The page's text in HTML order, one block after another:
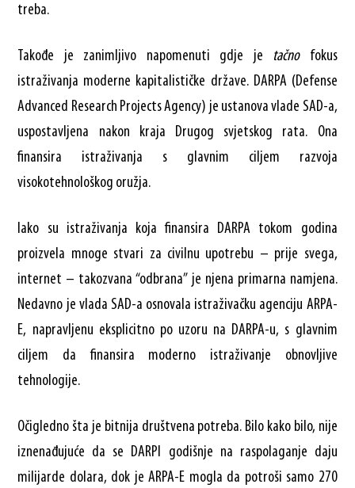
treba.
Takođe je zanimljivo napomenuti gdje je tačnofokus
istraživanja moderne kapitalističke države. DARPA (Defense
Advanced Research Projects Agency) je ustanova vlade SAD-a,
uspostavljena nakon kraja Drugog svjetskog rata. Ona
finansira istraživanja s glavnim ciljem razvoja
visokotehnološkog oružja.
Iako su istraživanja koja finansira DARPA tokom godina
proizvela mnoge stvari za civilnu upotrebu – prije svega,
internet – takozvana “odbrana” je njena primarna namjena.
Nedavno je vlada SAD-a osnovala istraživačku agenciju ARPA-
E, napravljenu eksplicitno po uzoru na DARPA-u, s glavnim
ciljem da finansira moderno istraživanje obnovljive
tehnologije.
Očigledno šta je bitnija društvena potreba. Bilo kako bilo, nije
iznenađujuće da se DARPI godišnje na raspolaganje daju
milijarde dolara, dok je ARPA-E mogla da potroši samo 270